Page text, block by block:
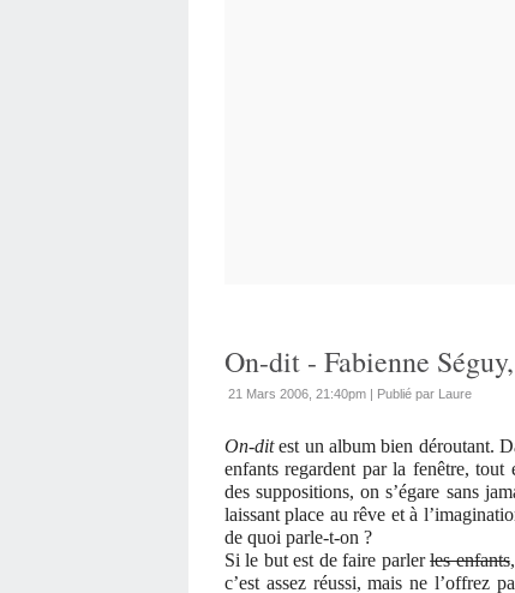
On-dit - Fabienne
21 Mars 2006, 21:40pm | Publié par Laure
On-ditest un album bien déroutant.
enfants regardent par la fenêtre,
des suppositions, on s’égare sans
laissant place au rêve et à
de quoi parle-t-on ?
Si le but est de faire parlerles enfants
c’est assez réussi, mais ne l’offrez